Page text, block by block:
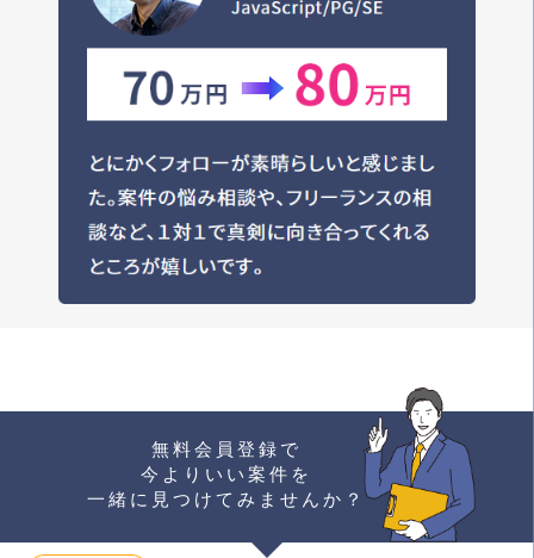
無料会員登録で
今よりいい案件を
一緒に見つけてみませんか？